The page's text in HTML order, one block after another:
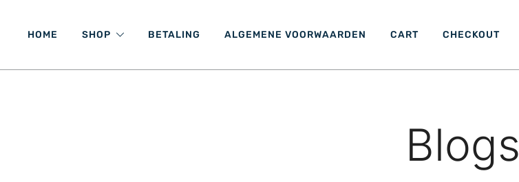
HOME SHOP BETALING ALGEMENE VOORWAARDEN CART CHECKOUT
Blogs